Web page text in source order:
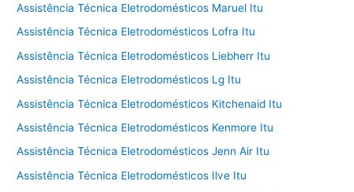
Assistência Técnica Eletrodomésticos Maruel Itu
Assistência Técnica Eletrodomésticos Lofra Itu
Assistência Técnica Eletrodomésticos Liebherr Itu
Assistência Técnica Eletrodomésticos Lg Itu
Assistência Técnica Eletrodomésticos Kitchenaid Itu
Assistência Técnica Eletrodomésticos Kenmore Itu
Assistência Técnica Eletrodomésticos Jenn Air Itu
Assistência Técnica Eletrodomésticos Ilve Itu